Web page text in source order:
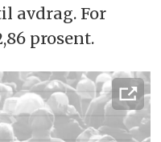
avdrag. For
prosent.